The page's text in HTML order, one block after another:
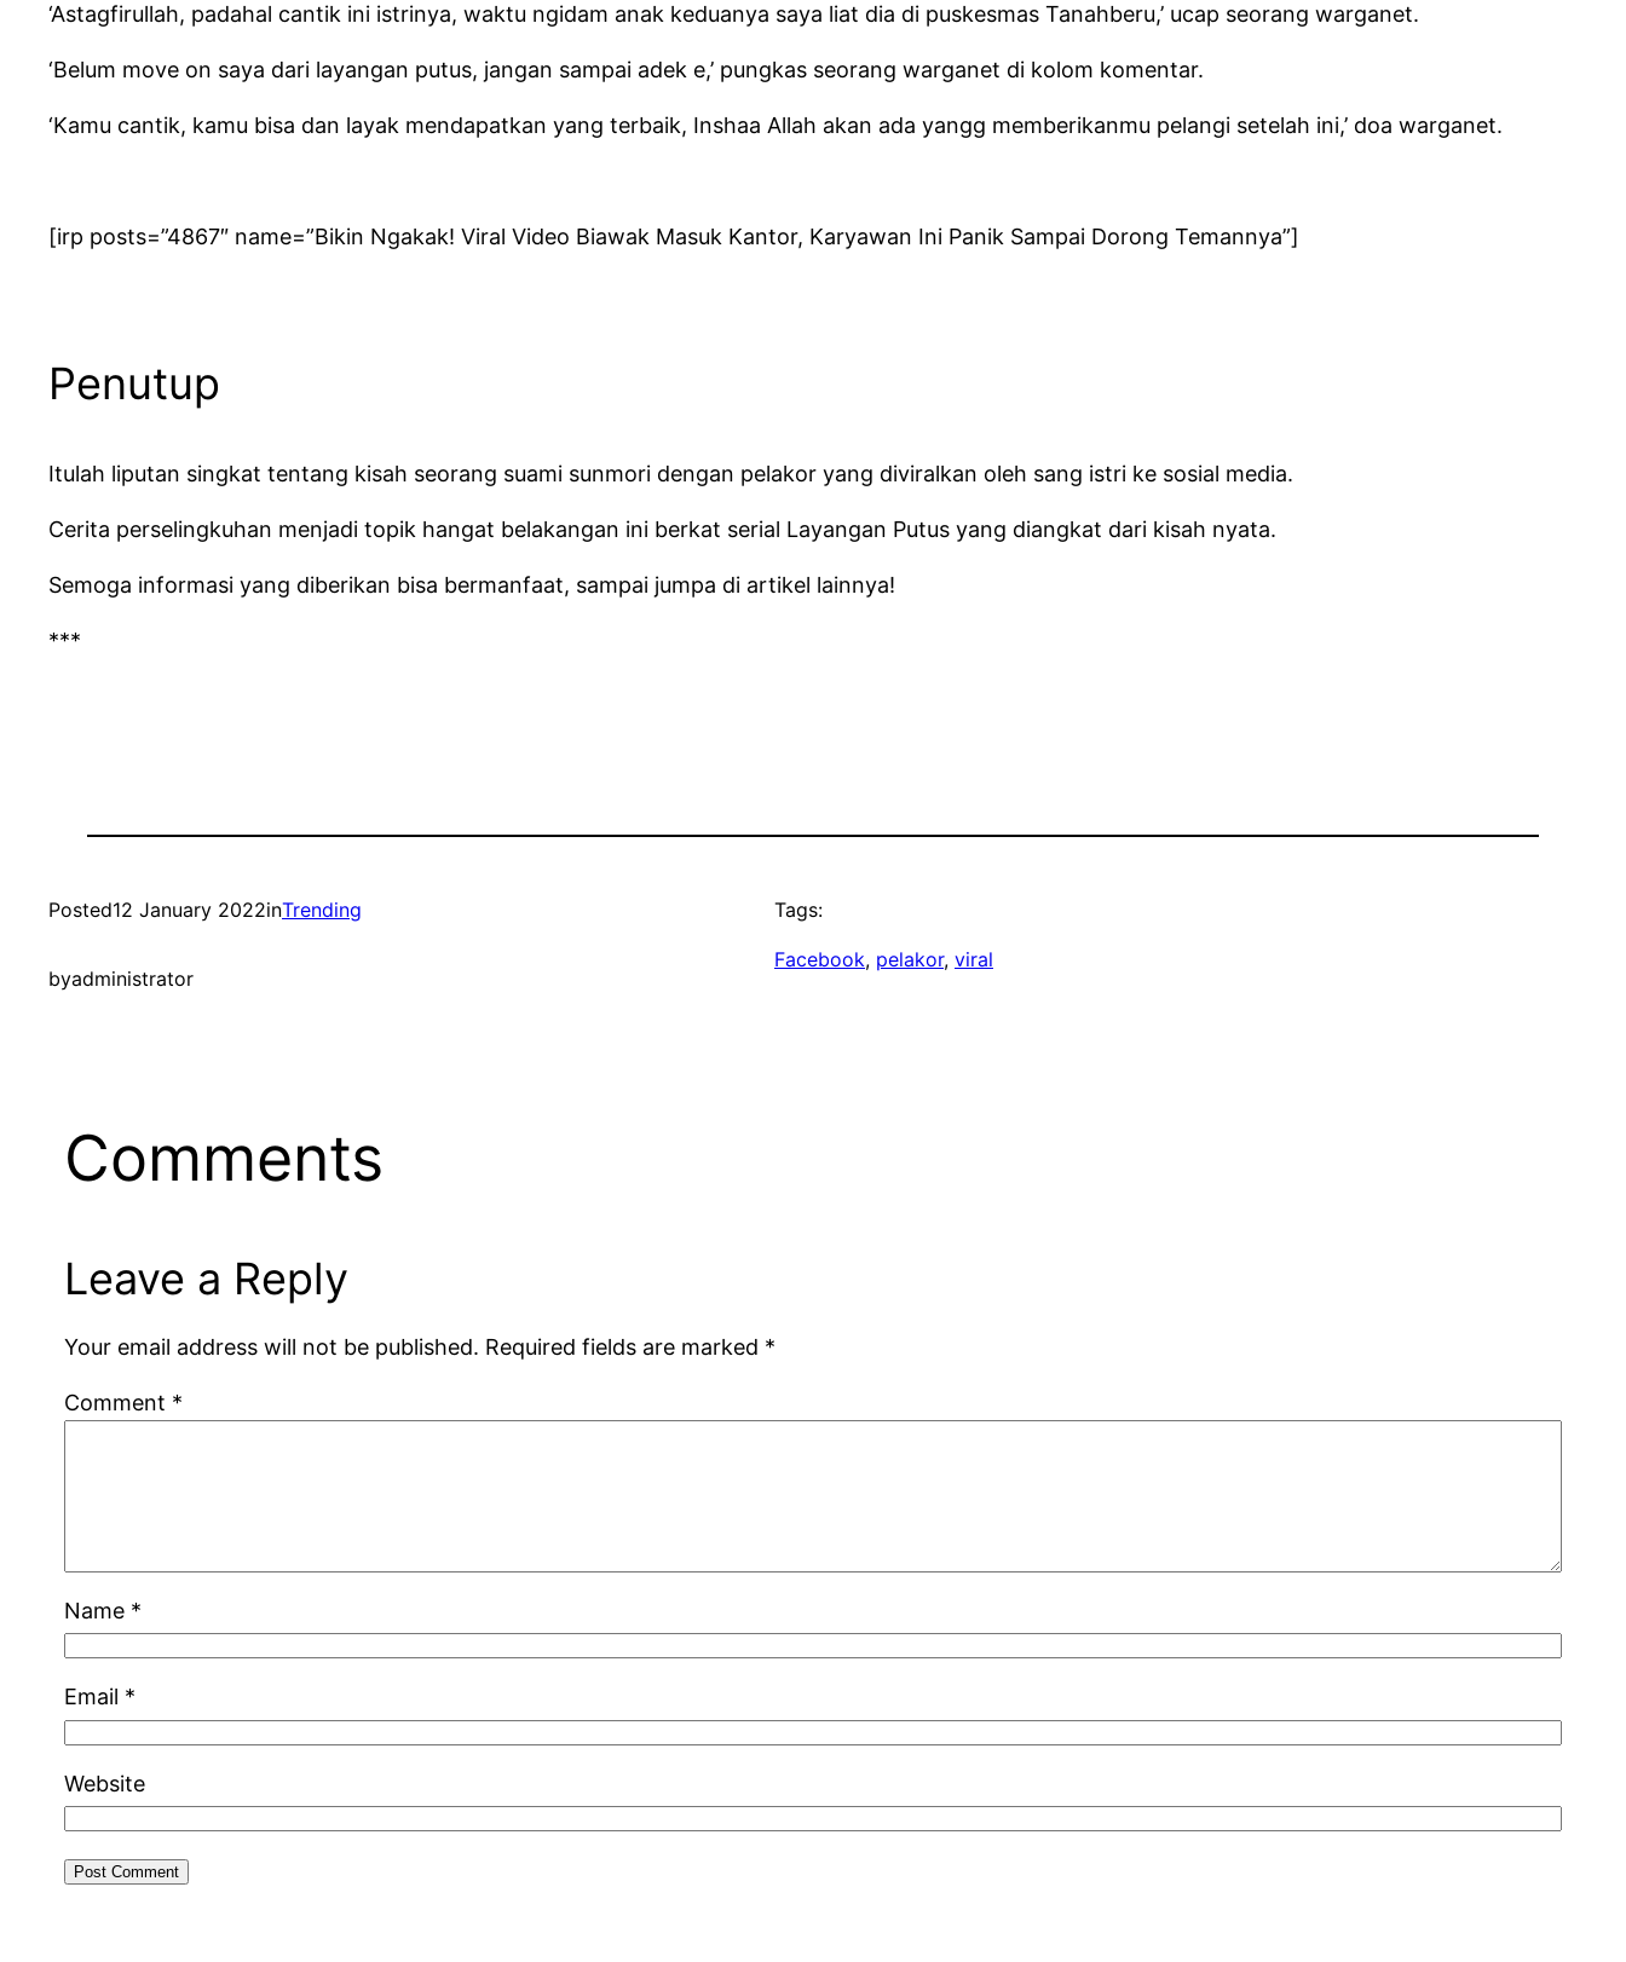
‘Astagfirullah, padahal cantik ini istrinya, waktu ngidam anak keduanya saya liat dia di puskesmas Tanahberu,’ ucap seorang warganet.
‘Belum move on saya dari layangan putus, jangan sampai adek e,’ pungkas seorang warganet di kolom komentar.
‘Kamu cantik, kamu bisa dan layak mendapatkan yang terbaik, Inshaa Allah akan ada yangg memberikanmu pelangi setelah ini,’ doa warganet.
[irp posts=”4867″ name=”Bikin Ngakak! Viral Video Biawak Masuk Kantor, Karyawan Ini Panik Sampai Dorong Temannya”]
Penutup
Itulah liputan singkat tentang kisah seorang suami sunmori dengan pelakor yang diviralkan oleh sang istri ke sosial media.
Cerita perselingkuhan menjadi topik hangat belakangan ini berkat serial Layangan Putus yang diangkat dari kisah nyata.
Semoga informasi yang diberikan bisa bermanfaat, sampai jumpa di artikel lainnya!
***
Posted12 January 2022inTrending
byadministrator
Tags:
Facebook, pelakor, viral
Comments
Leave a Reply
Your email address will not be published. Required fields are marked *
Comment *
Name *
Email *
Website